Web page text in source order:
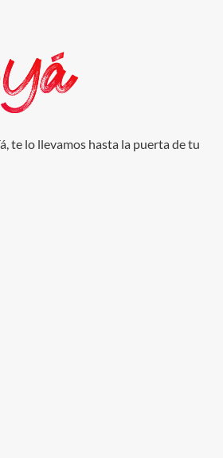
te lo llevamos hasta la puerta de tu